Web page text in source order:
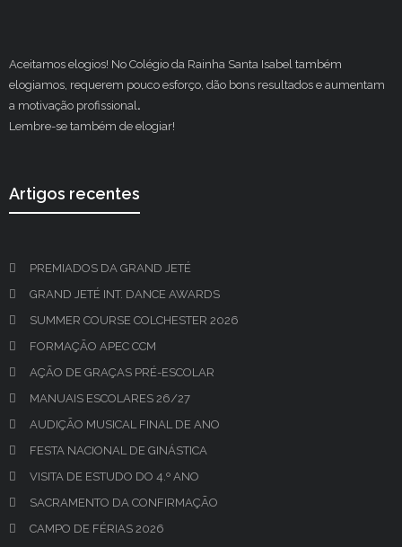
Aceitamos elogios! No Colégio da Rainha Santa Isabel também
elogiamos, requerem pouco esforço, dão bons resultados e aumentam
a motivação profissional.
Lembre-se também de elogiar!
Artigos recentes
PREMIADOS DA GRAND JETÉ
GRAND JETÉ INT. DANCE AWARDS
SUMMER COURSE COLCHESTER 2026
FORMAÇÃO APEC CCM
AÇÃO DE GRAÇAS PRÉ-ESCOLAR
MANUAIS ESCOLARES 26/27
AUDIÇÃO MUSICAL FINAL DE ANO
FESTA NACIONAL DE GINÁSTICA
VISITA DE ESTUDO DO 4.º ANO
SACRAMENTO DA CONFIRMAÇÃO
CAMPO DE FÉRIAS 2026